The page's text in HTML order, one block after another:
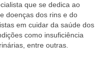
que se dedica ao
doenças dos rins e do
em cuidar da saúde dos
como insuficiência
entre outras.